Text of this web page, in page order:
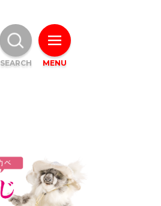
MENU
SEARCH